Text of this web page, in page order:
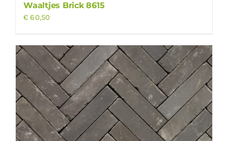
Waaltjes Brick 8615
€ 60,50